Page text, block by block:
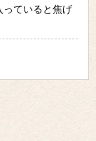
っていると焦げ